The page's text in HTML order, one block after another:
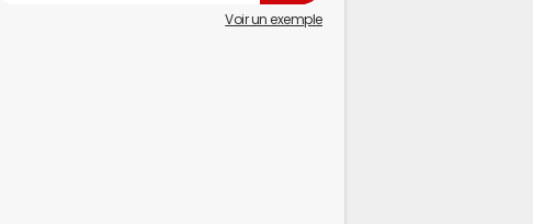
Voir un exemple